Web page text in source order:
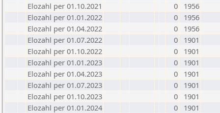
Elozahl per 01.10.2021
0
1956
Elozahl per 01.01.2022
0
1956
Elozahl per 01.04.2022
0
1956
Elozahl per 01.07.2022
0
1901
Elozahl per 01.10.2022
0
1901
Elozahl per 01.01.2023
0
1901
Elozahl per 01.04.2023
0
1901
Elozahl per 01.07.2023
0
1901
Elozahl per 01.10.2023
0
1901
Elozahl per 01.01.2024
0
1901